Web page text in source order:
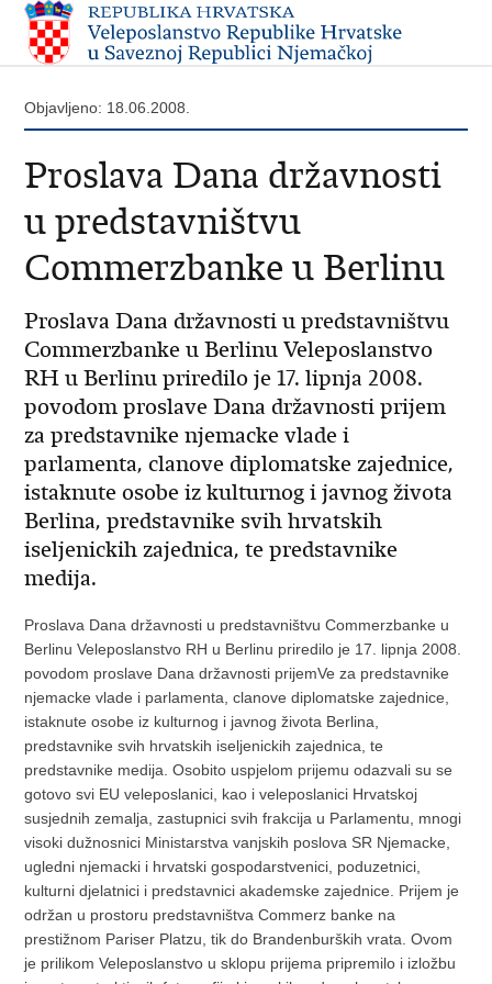
Objavljeno: 18.06.2008.
Proslava Dana državnosti
u predstavništvu
Commerzbanke u Berlinu
Proslava Dana državnosti u predstavništvu
Commerzbanke u Berlinu Veleposlanstvo
RH u Berlinu priredilo je 17. lipnja 2008.
povodom proslave Dana državnosti prijem
za predstavnike njemacke vlade i
parlamenta, clanove diplomatske zajednice,
istaknute osobe iz kulturnog i javnog života
Berlina, predstavnike svih hrvatskih
iseljenickih zajednica, te predstavnike
medija.
Proslava Dana državnosti u predstavništvu Commerzbanke u
Berlinu Veleposlanstvo RH u Berlinu priredilo je 17. lipnja 2008.
povodom proslave Dana državnosti prijemVe za predstavnike
njemacke vlade i parlamenta, clanove diplomatske zajednice,
istaknute osobe iz kulturnog i javnog života Berlina,
predstavnike svih hrvatskih iseljenickih zajednica, te
predstavnike medija. Osobito uspjelom prijemu odazvali su se
gotovo svi EU veleposlanici, kao i veleposlanici Hrvatskoj
susjednih zemalja, zastupnici svih frakcija u Parlamentu, mnogi
visoki dužnosnici Ministarstva vanjskih poslova SR Njemacke,
ugledni njemacki i hrvatski gospodarstvenici, poduzetnici,
kulturni djelatnici i predstavnici akademske zajednice. Prijem je
održan u prostoru predstavništva Commerz banke na
prestižnom Pariser Platzu, tik do Brandenburških vrata. Ovom
je prilikom Veleposlanstvo u sklopu prijema pripremilo i izložbu